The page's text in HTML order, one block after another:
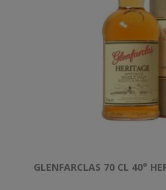
GLENFARCLAS 70 CL 40°